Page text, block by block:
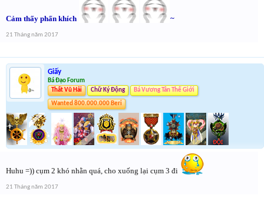
Cảm thấy phấn khích ~
21 Tháng năm 2017
Giấy
Bá Đạo Forum
Thất Vũ Hải
Chữ Ký Động Bá Vương Tân Thế Giới
Wanted 800.000.000 Beri
Huhu =)) cụm 2 khó nhằn quá, cho xuống lại cụm 3 đi
21 Tháng năm 2017